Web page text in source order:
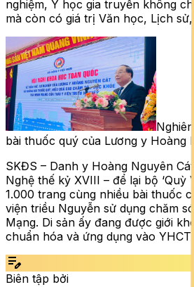
nghiệm, Y học gia truyền không
mà còn có giá trị Văn học, Lịch sử,
bài thuốc quý của Lương y Hoàng
SKĐS – Danh y Hoàng Nguyên
Nghệ thế kỷ XVIII – để lại bộ ‘Quỳ
1.000 trang cùng nhiều bài thuốc
viện triều Nguyễn sử dụng chăm
Mạng. Di sản ấy đang được giới
chuẩn hóa và ứng dụng vào YHCT
edit_note
Biên tập bởi